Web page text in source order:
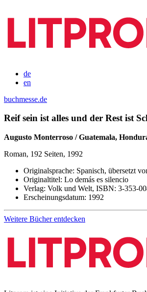
de
en
buchmesse.de
Reif sein ist alles und der Rest ist
Augusto Monterroso / Guatemala,
Roman, 192 Seiten, 1992
Originalsprache: Spanisch, übersetzt
Originaltitel: Lo demás es silencio
Verlag: Volk und Welt, ISBN: 3-353-
Erscheinungsdatum: 1992
Weitere Bücher entdecken